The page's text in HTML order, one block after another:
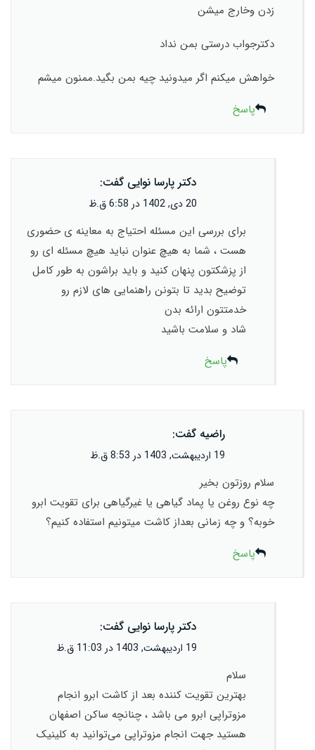
زدن وخارج میشن
دکترجواب درستی بمن نداد
خواهش میکنم اگر میدونید چیه بمن بگید.ممنون میشم
پاسخ
دکتر پارسا نوایی گفت:
20 دی, 1402 در 6:58 ق.ظ
برای بررسی این مسئله احتیاج به معاینه ی حضوری
هست ، شما به هیچ عنوان نباید هیچ مسئله ای رو
از پزشکتون پنهان کنید و باید براشون به طور کامل
توضیح بدید تا بتونن راهنمایی های لازم رو
خدمتتون ارائه بدن
شاد و سلامت باشید
پاسخ
راضیه گفت:
19 اردیبهشت, 1403 در 8:53 ق.ظ
سلام روزتون بخیر
چه نوع روغن یا پماد گیاهی یا غیرگیاهی برای تقویت ابرو
خوبه؟ و چه زمانی بعداز کاشت میتونیم استفاده کنیم؟
پاسخ
دکتر پارسا نوایی گفت:
19 اردیبهشت, 1403 در 11:03 ق.ظ
سلام
بهترین تقویت کننده بعد از کاشت ابرو انجام
مزوتراپی ابرو می باشد ، چنانچه ساکن اصفهان
هستید جهت انجام مزوتراپی می‌توانید به کلینیک